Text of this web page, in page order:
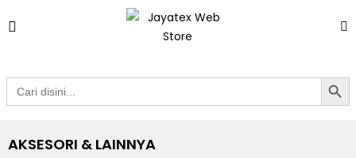
Search
for:
Search
AKSESORI & LAINNYA